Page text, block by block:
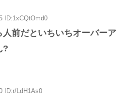
ID:1xCQtOmd0
前だといちいちオーバーア
?
ID:r/LdH1As0